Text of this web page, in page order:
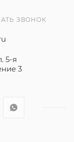
ЗВОНОК
5-я
3